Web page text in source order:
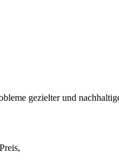
gezielter und